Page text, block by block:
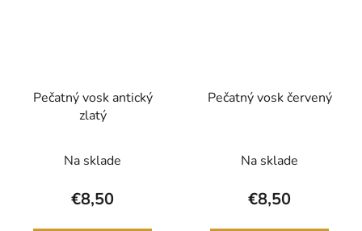
Pečatný vosk antický
zlatý
Na sklade
€8,50
Pečatný vosk červený
Na sklade
€8,50